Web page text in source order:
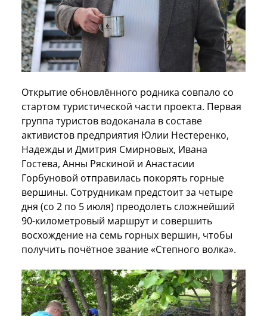
Открытие обновлённого родника совпало со
стартом туристической части проекта. Первая
группа туристов водоканала в составе
активистов предприятия Юлии Нестеренко,
Надежды и Дмитрия Смирновых, Ивана
Гостева, Анны Ряскиной и Анастасии
Горбуновой отправилась покорять горные
вершины. Сотрудникам предстоит за четыре
дня (со 2 по 5 июля) преодолеть сложнейший
90-километровый маршрут и совершить
восхождение на семь горных вершин, чтобы
получить почётное звание «Степного волка».